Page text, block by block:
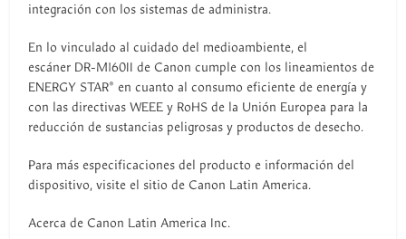
integración con los sistemas de administra.
En lo vinculado al cuidado del medioambiente, el
escáner DR-M160II de Canon cumple con los lineamientos de
ENERGY STAR® en cuanto al consumo eficiente de energía y
con las directivas WEEE y RoHS de la Unión Europea para la
reducción de sustancias peligrosas y productos de desecho.
Para más especificaciones del producto e información del
dispositivo, visite el sitio de Canon Latin America.
Acerca de Canon Latin America Inc.